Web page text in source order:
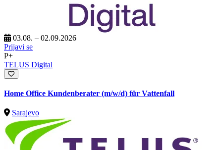
03.08. – 02.09.2026
Prijavi se
P+
TELUS Digital
Home Office Kundenberater (m/w/d) für Vattenfall
Sarajevo